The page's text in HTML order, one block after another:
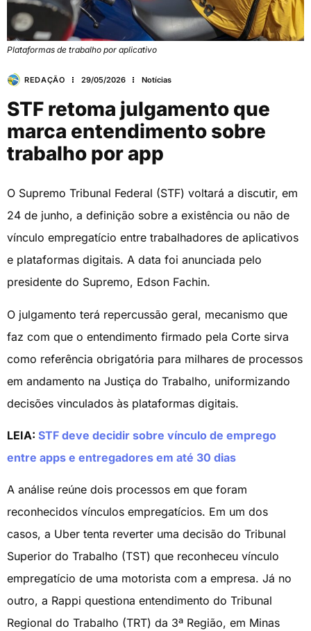
Plataformas de trabalho por aplicativo
REDAÇÃO 29/05/2026 Notícias
STF retoma julgamento que
marca entendimento sobre
trabalho por app
O Supremo Tribunal Federal (STF) voltará a discutir, em
24 de junho, a definição sobre a existência ou não de
vínculo empregatício entre trabalhadores de aplicativos
e plataformas digitais. A data foi anunciada pelo
presidente do Supremo, Edson Fachin.
O julgamento terá repercussão geral, mecanismo que
faz com que o entendimento firmado pela Corte sirva
como referência obrigatória para milhares de processos
em andamento na Justiça do Trabalho, uniformizando
decisões vinculados às plataformas digitais.
LEIA: STF deve decidir sobre vínculo de emprego
entre apps e entregadores em até 30 dias
A análise reúne dois processos em que foram
reconhecidos vínculos empregatícios. Em um dos
casos, a Uber tenta reverter uma decisão do Tribunal
Superior do Trabalho (TST) que reconheceu vínculo
empregatício de uma motorista com a empresa. Já no
outro, a Rappi questiona entendimento do Tribunal
Regional do Trabalho (TRT) da 3ª Região, em Minas